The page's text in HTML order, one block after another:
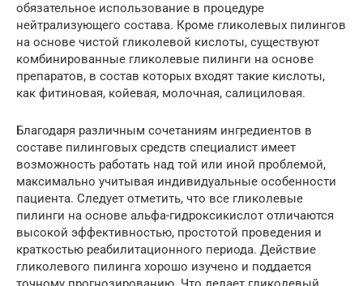
обязательное использование в процедуре
нейтрализующего состава. Кроме гликолевых пилингов
на основе чистой гликолевой кислоты, существуют
комбинированные гликолевые пилинги на основе
препаратов, в состав которых входят такие кислоты,
как фитиновая, койевая, молочная, салициловая.
Благодаря различным сочетаниям ингредиентов в
составе пилинговых средств специалист имеет
возможность работать над той или иной проблемой,
максимально учитывая индивидуальные особенности
пациента. Следует отметить, что все гликолевые
пилинги на основе альфа-гидроксикислот отличаются
высокой эффективностью, простотой проведения и
краткостью реабилитационного периода. Действие
гликолевого пилинга хорошо изучено и поддается